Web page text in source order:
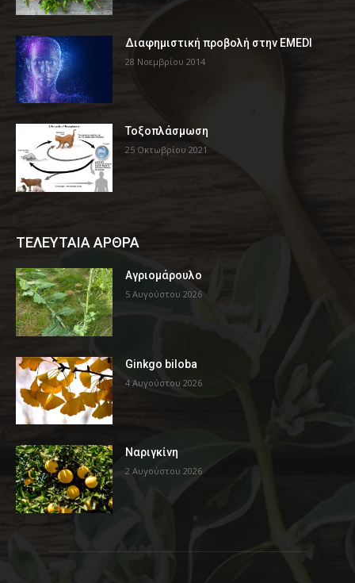
Διαφημιστική προβολή στην EMEDI
28 Νοεμβρίου 2014
Τοξοπλάσμωση
25 Οκτωβρίου 2021
ΤΕΛΕΥΤΑΙΑ ΑΡΘΡΑ
Αγριομάρουλο
5 Αυγούστου 2026
Ginkgo biloba
4 Αυγούστου 2026
Ναριγκίνη
2 Αυγούστου 2026